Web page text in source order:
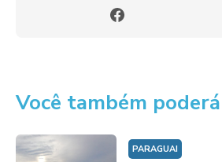
Você também
PARAGUAI